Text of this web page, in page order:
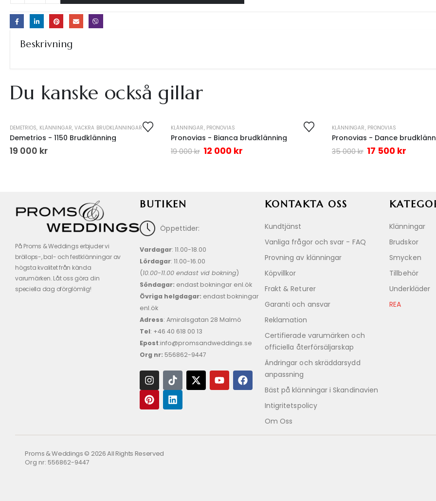
Beskrivning
Du kanske också gillar
DEMETRIOS, KLÄNNINGAR,VACKRA BRUDKLÄNNINGAR
Demetrios - 1150 Brudklänning
19 000 kr
-37%
KLÄNNINGAR, PRONOVIAS
Pronovias - Bianca brudklänning
19 000kr 12 000 kr
-50%
KLÄNNINGAR, PRONOVIAS
Pronovias - Dance
35 000kr 17 500 kr
På Proms & Weddings erbjuder vi
bröllops-, bal- och festklänningar av
högsta kvalitet från kända
varumärken. Låt oss göra din
speciella dag oförglömlig!
BUTIKEN
Öppettider:
Vardagar: 11.00-18.00
Lördagar: 11.00-16.00
(10.00-11.00 endast vid bokning)
Söndagar: endast bokningar enl.ök
Övriga helgdagar: endast bokningar
enl.ök
Adress: Amiralsgatan 28 Malmö
Tel: +46 40 618 ​00 13
Epost:info@promsandweddings.se
Org nr: 556862-9447
KONTAKTA OSS
Kundtjänst
Vanliga frågor och svar - FAQ
Provning av klänningar
Köpvillkor
Frakt & Returer
Garanti och ansvar
Reklamation
Certifierade varumärken och
officiella återförsäljarskap
Ändringar och skräddarsydd
anpassning
Bäst på klänningar i Skandinavien
Intigritetspolicy
Om Oss
Klänningar
Brudskor
Smycken
Tillbehör
Underkläder
REA
Proms & Weddings © 2026 All Rights Reserved
Org nr: 556862-9447